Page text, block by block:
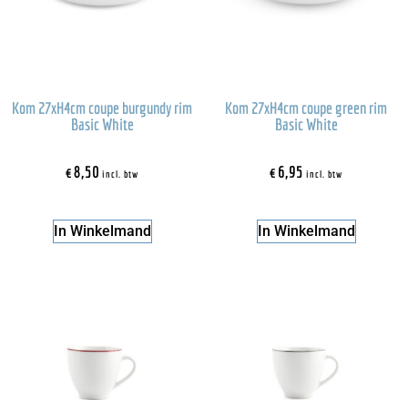
Kom 27xH4cm coupe burgundy rim
Basic White
€8,50 incl. btw
In Winkelmand
Kom 27xH4cm coupe green rim
Basic White
€6,95 incl. btw
In Winkelmand